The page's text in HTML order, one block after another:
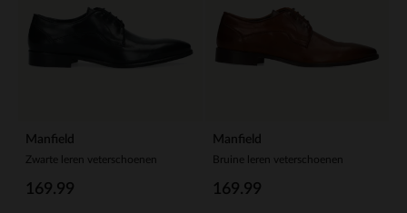
Manfield
Zwarte leren veterschoenen
169.99
Manfield
Bruine leren veterschoenen
169.99